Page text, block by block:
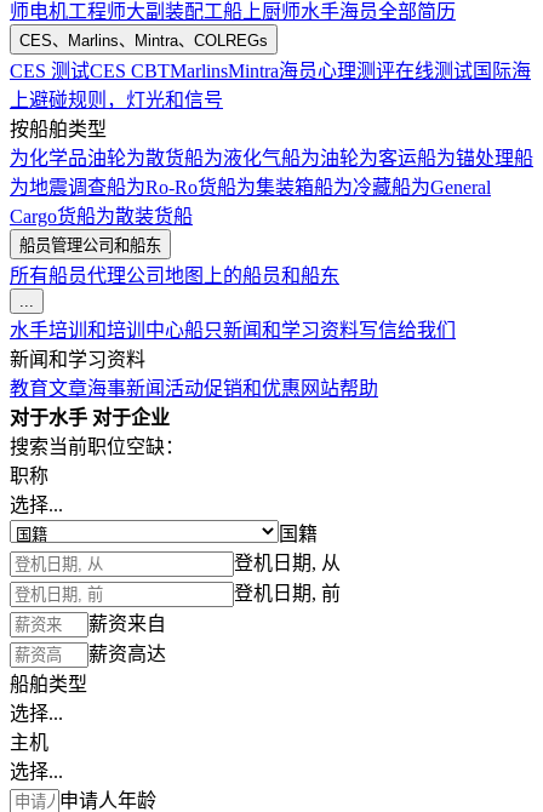
师电机工程师大副 装配工船上厨师水手海员全部简历
CES、Marlins、Mintra、COLREGs
CES 测试CES CBTMarlinsMintra海员心理测评在线测试国际海
上避碰规则，灯光和信号
按船舶类型
为化学品油轮为散货船为液化气船为油轮为客运船为锚处理船
为地震调查船为Ro-Ro货船为集装箱船为冷藏船为General
Cargo货船为散装货船
船员管理公司和船东
所有船员代理公司地图上的船员和船东
...
水手培训和培训中心船只新闻和学习资料写信给我们
新闻和学习资料
教育文章海事新闻活动促销和优惠 网站帮助
对于水手 对于企业
搜索当前职位空缺：
职称
选择...
国籍
登机日期, 从
登机日期, 前
薪资来自
薪资高达
船舶类型
选择...
主机
选择...
申请人年龄